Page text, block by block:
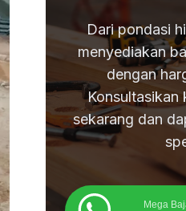
Dari pondasi
menyediakan
dengan
Konsultasikan
sekarang dan
Mega